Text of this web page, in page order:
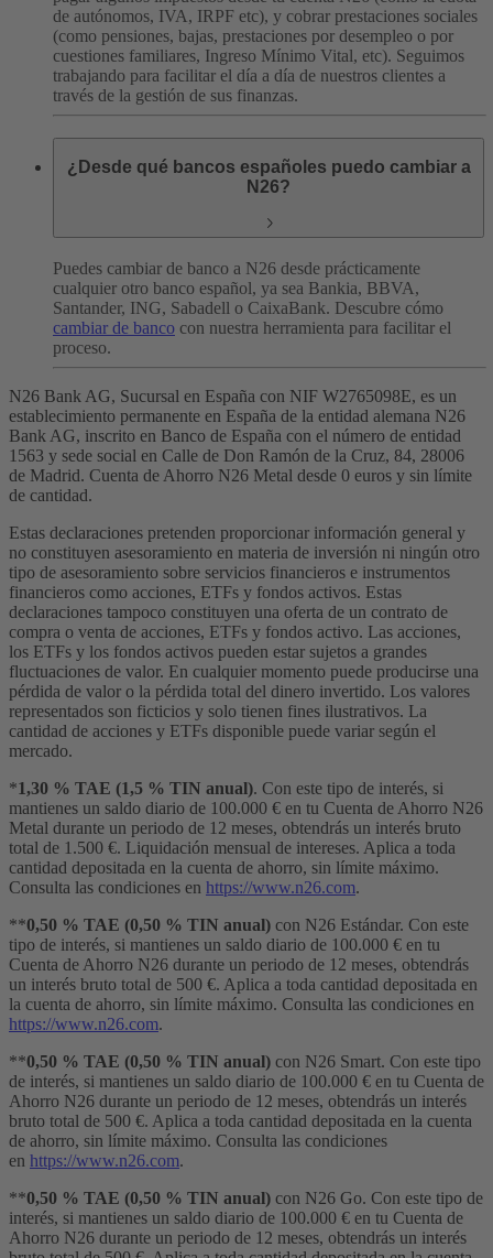
de autónomos, IVA, IRPF etc), y cobrar prestaciones sociales
(como pensiones, bajas, prestaciones por desempleo o por
cuestiones familiares, Ingreso Mínimo Vital, etc). Seguimos
trabajando para facilitar el día a día de nuestros clientes a
través de la gestión de sus finanzas.
¿Desde qué bancos españoles puedo cambiar a
N26?
Puedes cambiar de banco a N26 desde prácticamente
cualquier otro banco español, ya sea Bankia, BBVA,
Santander, ING, Sabadell o CaixaBank. Descubre cómo
cambiar de banco con nuestra herramienta para facilitar el
proceso.
N26 Bank AG, Sucursal en España con NIF W2765098E, es un
establecimiento permanente en España de la entidad alemana N26
Bank AG, inscrito en Banco de España con el número de entidad
1563 y sede social en Calle de Don Ramón de la Cruz, 84, 28006
de Madrid. Cuenta de Ahorro N26 Metal desde 0 euros y sin límite
de cantidad.
Estas declaraciones pretenden proporcionar información general y
no constituyen asesoramiento en materia de inversión ni ningún otro
tipo de asesoramiento sobre servicios financieros e instrumentos
financieros como acciones, ETFs y fondos activos. Estas
declaraciones tampoco constituyen una oferta de un contrato de
compra o venta de acciones, ETFs y fondos activo. Las acciones,
los ETFs y los fondos activos pueden estar sujetos a grandes
fluctuaciones de valor. En cualquier momento puede producirse una
pérdida de valor o la pérdida total del dinero invertido. Los valores
representados son ficticios y solo tienen fines ilustrativos. La
cantidad de acciones y ETFs disponible puede variar según el
mercado.
*1,30 % TAE (1,5 % TIN anual). Con este tipo de interés, si
mantienes un saldo diario de 100.000 € en tu Cuenta de Ahorro N26
Metal durante un periodo de 12 meses, obtendrás un interés bruto
total de 1.500 €. Liquidación mensual de intereses. Aplica a toda
cantidad depositada en la cuenta de ahorro, sin límite máximo.
Consulta las condiciones en https://www.n26.com.
**0,50 % TAE (0,50 % TIN anual) con N26 Estándar. Con este
tipo de interés, si mantienes un saldo diario de 100.000 € en tu
Cuenta de Ahorro N26 durante un periodo de 12 meses, obtendrás
un interés bruto total de 500 €. Aplica a toda cantidad depositada en
la cuenta de ahorro, sin límite máximo. Consulta las condiciones en
https://www.n26.com.
**0,50 % TAE (0,50 % TIN anual) con N26 Smart. Con este tipo
de interés, si mantienes un saldo diario de 100.000 € en tu Cuenta de
Ahorro N26 durante un periodo de 12 meses, obtendrás un interés
bruto total de 500 €. Aplica a toda cantidad depositada en la cuenta
de ahorro, sin límite máximo. Consulta las condiciones
en https://www.n26.com.
**0,50 % TAE (0,50 % TIN anual) con N26 Go. Con este tipo de
interés, si mantienes un saldo diario de 100.000 € en tu Cuenta de
Ahorro N26 durante un periodo de 12 meses, obtendrás un interés